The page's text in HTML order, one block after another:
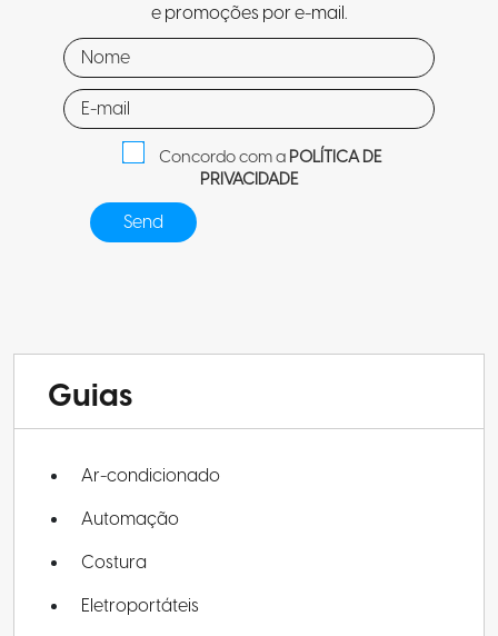
e promoções por e-mail.
Concordo com aPOLÍTICA DE
PRIVACIDADE
Guias
Ar-condicionado
Automação
Costura
Eletroportáteis